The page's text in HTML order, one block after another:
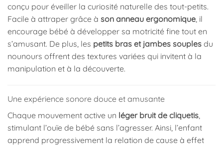
conçu pour éveiller la curiosité naturelle des tout-petits.
Facile à attraper grâce à son anneau ergonomique , il
encourage bébé à développer sa motricité fine tout en
s’amusant. De plus, les petits bras et jambes souples du
nounours offrent des textures variées qui invitent à la
manipulation et à la découverte.
Une expérience sonore douce et amusante
Chaque mouvement active un léger bruit de cliquetis,
stimulant l’ouïe de bébé sans l’agresser. Ainsi, l’enfant
apprend progressivement la relation de cause à effet